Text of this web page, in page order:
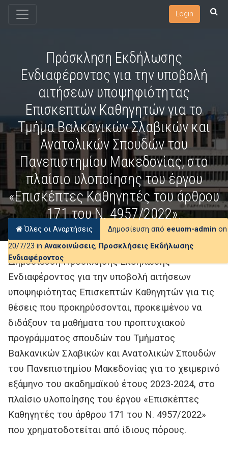
Login
Πρόσκληση Εκδήλωσης
Ενδιαφέροντος για την υποβολή
αιτήσεων υποψηφιότητας
Επισκεπτών Καθηγητών για το
Τμήμα Βαλκανικών Σλαβικών και
Ανατολικών Σπουδών του
Πανεπιστημίου Μακεδονίας, στο
πλαίσιο υλοποίησης του έργου
«Επισκέπτες Καθηγητές του άρθρου
171 του Ν. 4957/2022».
Όλες οι Αναρτήσεις Δημοσίευση από eeuom-admin on
20/7/23 in Ανακοινώσεις, Προσκλήσεις Εκδήλωσης
Ενδιαφέροντος
Δημοσίευση Πρόσκλησης Εκδήλωσης
Ενδιαφέροντος για την υποβολή αιτήσεων
υποψηφιότητας Επισκεπτών Καθηγητών για τις
θέσεις που προκηρύσσονται, προκειμένου να
διδάξουν τα μαθήματα του προπτυχιακού
προγράμματος σπουδών του Τμήματος
Βαλκανικών Σλαβικών και Ανατολικών Σπουδών
του Πανεπιστημίου Μακεδονίας για το χειμερινό
εξάμηνο του ακαδημαϊκού έτους 2023-2024, στο
πλαίσιο υλοποίησης του έργου «Επισκέπτες
Καθηγητές του άρθρου 171 του Ν. 4957/2022»
που χρηματοδοτείται από ίδιους πόρους.